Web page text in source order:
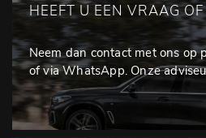
HEEFT U EEN VRAAG
Neem dan contact met ons op
of via WhatsApp. Onze